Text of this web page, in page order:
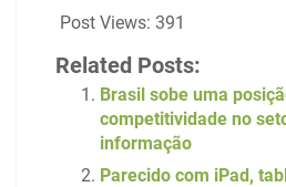
Post Views: 391
Related Posts:
Brasil sobe uma
competitividade no
informação
Parecido com iPad,